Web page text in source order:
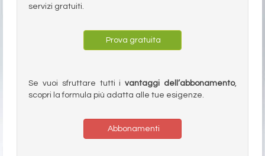
servizi gratuiti.
Prova gratuita
Se vuoi sfruttare tutti ivantaggi dell’abbonamento,
scopri la formula più adatta alle tue esigenze.
Abbonamenti